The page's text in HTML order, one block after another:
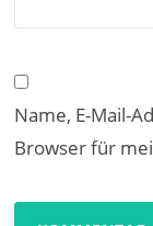
Name, E-Mail-
Browser für